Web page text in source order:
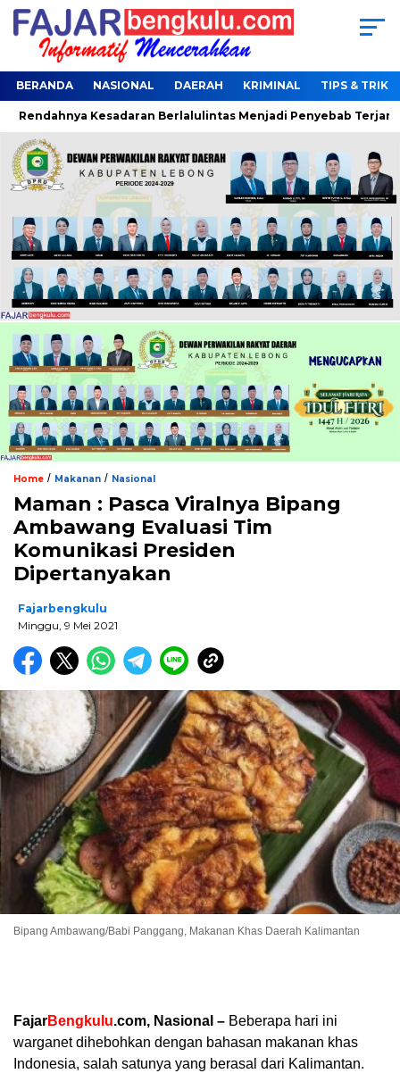
BERANDA NASIONAL DAERAH KRIMINAL TIPS & TRIK
Kesadaran Berlalulintas Menjadi Penyebab Terjaring
Home / Makanan / Nasional
Maman : Pasca Viralnya Bipang
Ambawang Evaluasi Tim
Komunikasi Presiden
Dipertanyakan
Fajarbengkulu
Minggu, 9 Mei 2021
Bipang Ambawang/Babi Panggang, Makanan Khas Daerah Kalimantan
FajarBengkulu.com, Nasional – Beberapa hari ini
warganet dihebohkan dengan bahasan makanan khas
Indonesia, salah satunya yang berasal dari Kalimantan.